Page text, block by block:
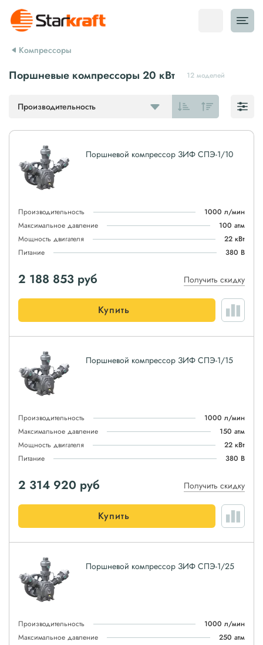
Компрессоры
Поршневые компрессоры 20 кВт 12 моделей
Производительность
Поршневой компрессор ЗИФ СПЭ-1/10
Производительность
1000 л/мин
Максимальное давление
100 атм
Мощность двигателя
22 кВт
Питание
380 В
2 188 853 руб Получить скидку
Купить
Поршневой компрессор ЗИФ СПЭ-1/15
Производительность
1000 л/мин
Максимальное давление
150 атм
Мощность двигателя
22 кВт
Питание
380 В
2 314 920 руб Получить скидку
Купить
Поршневой компрессор ЗИФ СПЭ-1/25
Производительность
1000 л/мин
Максимальное давление
250 атм